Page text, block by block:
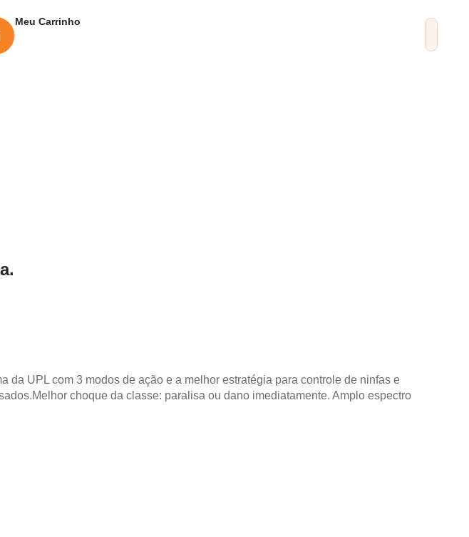
Meu Carrinho
UPL com 3 modos de ação e a melhor estratégia para controle de ninfas e
Melhor choque da classe: paralisa ou dano imediatamente. Amplo espectro